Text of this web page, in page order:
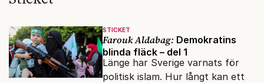
STICKET
Farouk Aldabag: Demokratins
blinda fläck – del 1
Länge har Sverige varnats för
politisk islam. Hur långt kan ett